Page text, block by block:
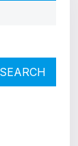
SEARCH